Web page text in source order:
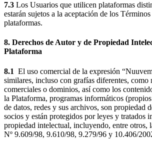
7.3 Los Usuarios que utilicen plataformas
estarán sujetos a la aceptación de los
plataformas.
8. Derechos de Autor y de Propiedad
Plataforma
8.1 El uso comercial de la expresión
similares, incluso con grafías diferentes, como
comerciales o dominios, así como los
la Plataforma, programas informáticos
de datos, redes y sus archivos, son propiedad
socios y están protegidos por leyes y tratados
propiedad intelectual, incluyendo, entre otros,
Nº 9.609/98, 9.610/98, 9.279/96 y 10.406/